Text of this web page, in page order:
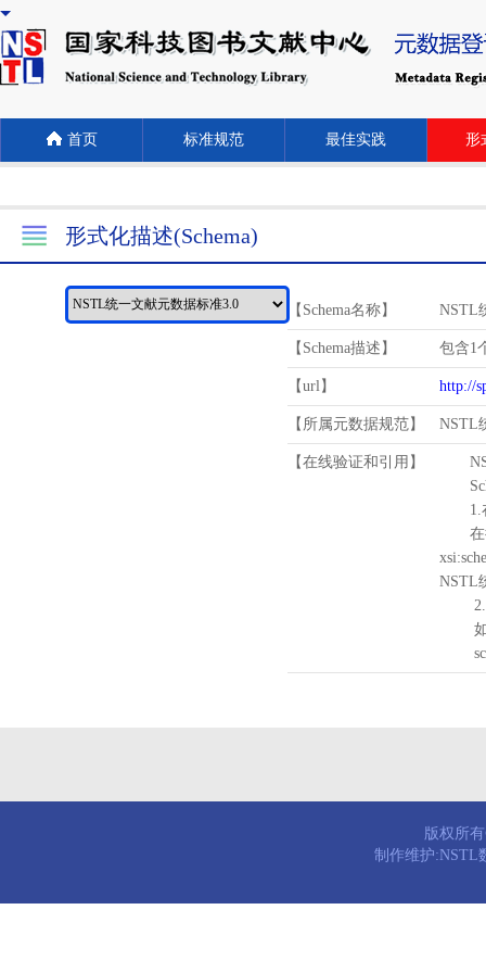
首页 标准规范 最佳实践 形
形式化描述(Schema)
【Schema名称】 NSTL
【Schema描述】 包含1
【url】 http://
【所属元数据规范】 NSTL
【在线验证和引用】
1.
在待
NSTL
2.
如需
版权所
制作维护:NSTL